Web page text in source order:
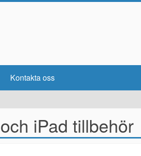
Kontakta oss
iPad tillbehör